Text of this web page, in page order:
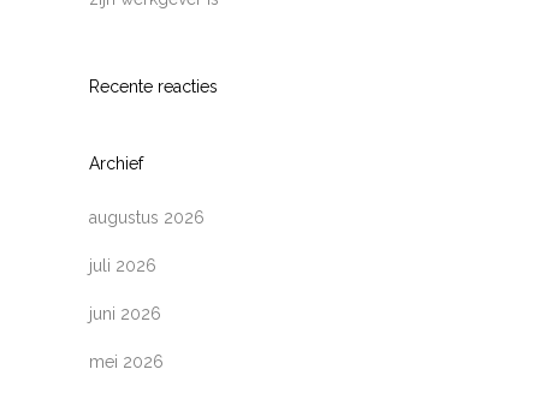
Recente reacties
Archief
augustus 2026
juli 2026
juni 2026
mei 2026